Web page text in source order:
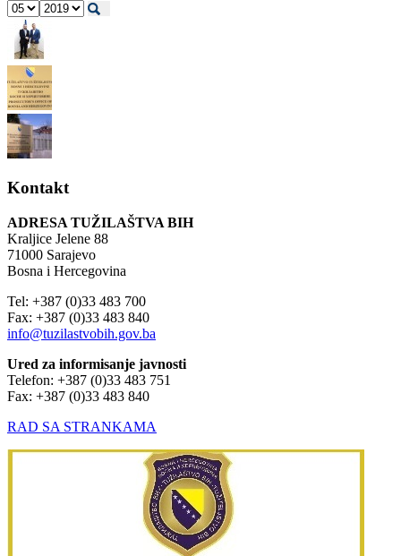
Kontakt
ADRESA TUŽILAŠTVA BIH
Kraljice Jelene 88
71000 Sarajevo
Bosna i Hercegovina
Tel: +387 (0)33 483 700
Fax: +387 (0)33 483 840
info@tuzilastvobih.gov.ba
Ured za informisanje javnosti
Telefon: +387 (0)33 483 751
Fax: +387 (0)33 483 840
RAD SA STRANKAMA